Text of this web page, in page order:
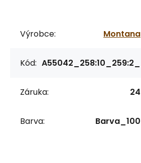
Výrobce: Montana
Kód: A55042_258:10_259:2_
Záruka: 24
Barva: Barva_100